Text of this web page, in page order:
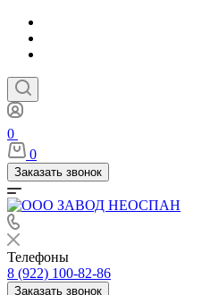
0
0
Заказать звонок
Телефоны
8 (922) 100-82-86
Заказать звонок